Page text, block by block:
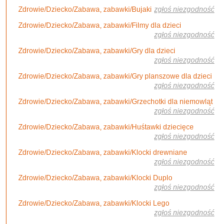
Zdrowie/Dziecko/Zabawa, zabawki/Bujaki zgłoś niezgodność
Zdrowie/Dziecko/Zabawa, zabawki/Filmy dla dzieci
zgłoś niezgodność
Zdrowie/Dziecko/Zabawa, zabawki/Gry dla dzieci
zgłoś niezgodność
Zdrowie/Dziecko/Zabawa, zabawki/Gry planszowe dla dzieci
zgłoś niezgodność
Zdrowie/Dziecko/Zabawa, zabawki/Grzechotki dla niemowląt
zgłoś niezgodność
Zdrowie/Dziecko/Zabawa, zabawki/Huśtawki dziecięce
zgłoś niezgodność
Zdrowie/Dziecko/Zabawa, zabawki/Klocki drewniane
zgłoś niezgodność
Zdrowie/Dziecko/Zabawa, zabawki/Klocki Duplo
zgłoś niezgodność
Zdrowie/Dziecko/Zabawa, zabawki/Klocki Lego
zgłoś niezgodność